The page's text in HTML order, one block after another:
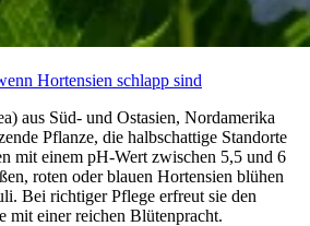
Hortensien schlapp sind
aus Süd- und Ostasien, Nordamerika
Pflanze, die halbschattige Standorte
mit einem pH-Wert zwischen 5,5 und 6
roten oder blauen Hortensien blühen
Bei richtiger Pflege erfreut sie den
mit einer reichen Blütenpracht.